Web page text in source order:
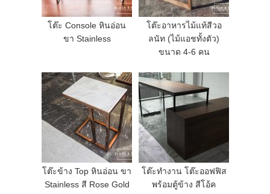
โต๊ะ Console หินอ่อน
ขา Stainless
โต๊ะอาหารไม้แท้สีวอ
ลนัท (ไม้แอชทั้งตัว)
ขนาด 4-6 คน
โต๊ะข้าง Top หินอ่อน ขา
Stainless สี Rose Gold
โต๊ะทำงาน โต๊ะออฟฟิส
พร้อมตู้ข้าง สีโอ้ค